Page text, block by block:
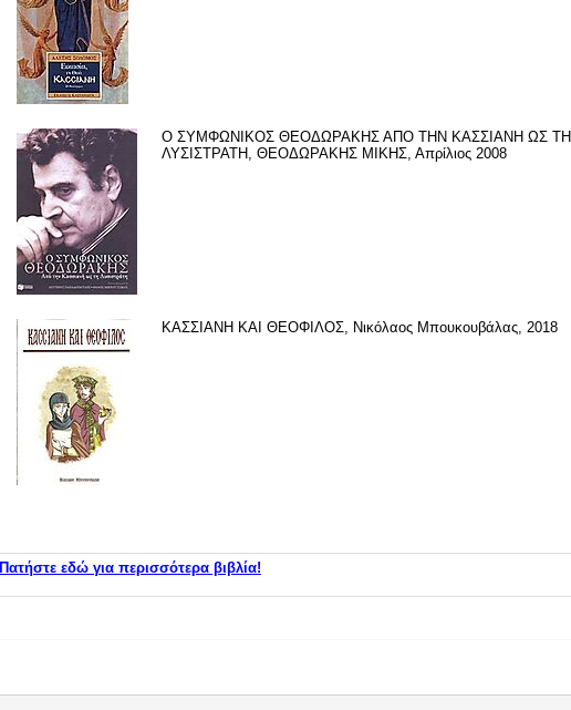
Ο ΣΥΜΦΩΝΙΚΟΣ ΘΕΟΔΩΡΑΚΗΣ ΑΠΟ ΤΗΝ ΚΑΣΣΙΑΝΗ ΩΣ ΤΗ
ΛΥΣΙΣΤΡΑΤΗ, ΘΕΟΔΩΡΑΚΗΣ ΜΙΚΗΣ, Απρίλιος 2008
ΚΑΣΣΙΑΝΗ ΚΑΙ ΘΕΟΦΙΛΟΣ, Νικόλαος Μπουκουβάλας, 2018
Πατήστε εδώ για περισσότερα βιβλία!